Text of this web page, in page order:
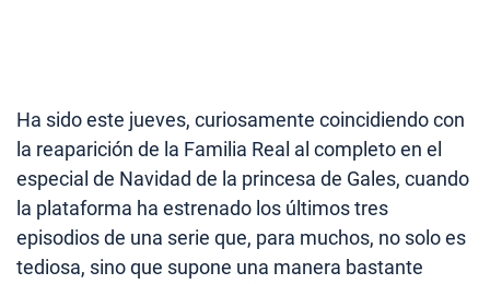
Ha sido este jueves, curiosamente coincidiendo con
la reaparición de la Familia Real al completo en el
especial de Navidad de la princesa de Gales, cuando
la plataforma ha estrenado los últimos tres
episodios de una serie que, para muchos, no solo es
tediosa, sino que supone una manera bastante